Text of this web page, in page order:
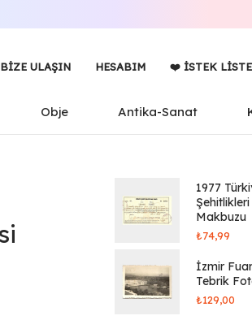
BIZE ULAŞIN HESABIM ❤️ İSTEK
Obje Antika-Sanat
1977
Makbuzu
₺74,99
İzmir
Tebrik
₺129,00